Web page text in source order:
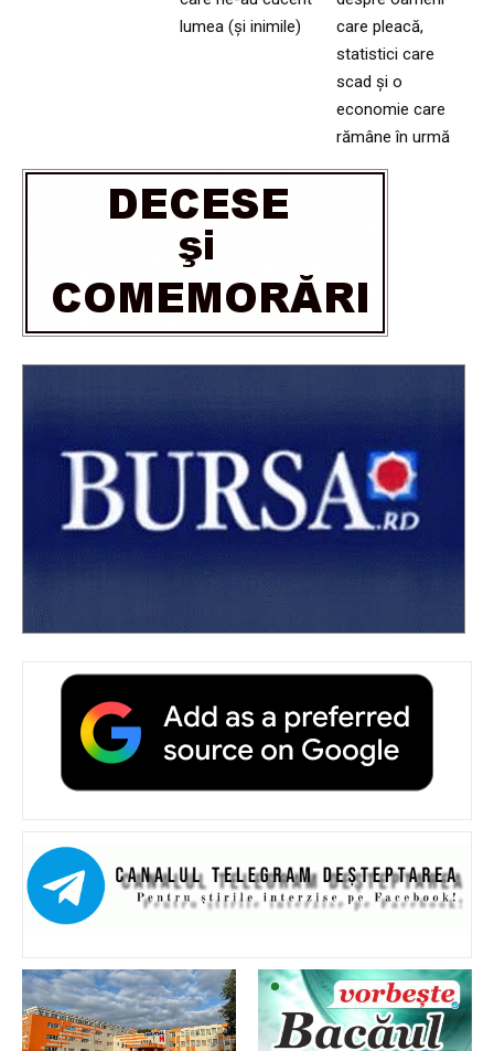
lumea (și inimile)
care pleacă,
statistici care
scad și o
economie care
rămâne în urmă